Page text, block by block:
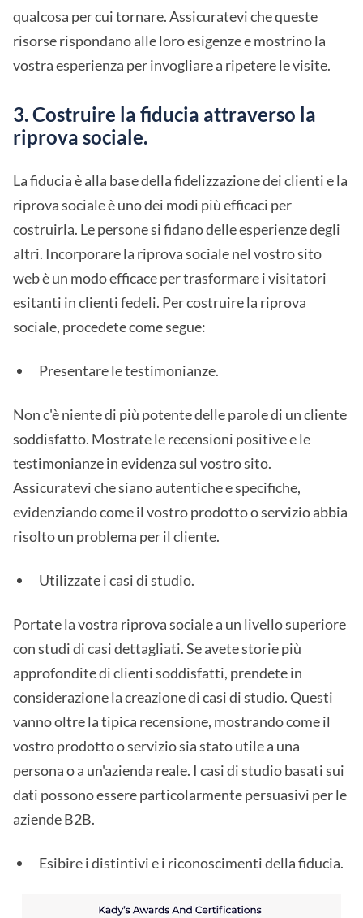
qualcosa per cui tornare. Assicuratevi che queste
risorse rispondano alle loro esigenze e mostrino la
vostra esperienza per invogliare a ripetere le visite.
3. Costruire la fiducia attraverso la
riprova sociale.
La fiducia è alla base della fidelizzazione dei clienti e la
riprova sociale è uno dei modi più efficaci per
costruirla. Le persone si fidano delle esperienze degli
altri. Incorporare la riprova sociale nel vostro sito
web è un modo efficace per trasformare i visitatori
esitanti in clienti fedeli. Per costruire la riprova
sociale, procedete come segue:
Presentare le testimonianze.
Non c'è niente di più potente delle parole di un cliente
soddisfatto. Mostrate le recensioni positive e le
testimonianze in evidenza sul vostro sito.
Assicuratevi che siano autentiche e specifiche,
evidenziando come il vostro prodotto o servizio abbia
risolto un problema per il cliente.
Utilizzate i casi di studio.
Portate la vostra riprova sociale a un livello superiore
con studi di casi dettagliati. Se avete storie più
approfondite di clienti soddisfatti, prendete in
considerazione la creazione di casi di studio. Questi
vanno oltre la tipica recensione, mostrando come il
vostro prodotto o servizio sia stato utile a una
persona o a un'azienda reale. I casi di studio basati sui
dati possono essere particolarmente persuasivi per le
aziende B2B.
Esibire i distintivi e i riconoscimenti della fiducia.